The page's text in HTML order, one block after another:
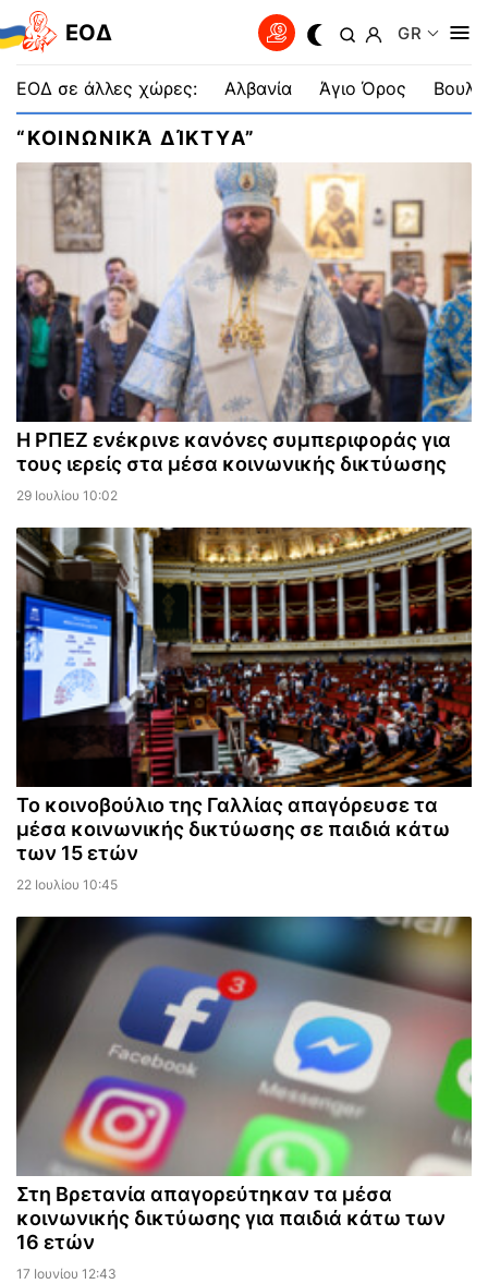
EOΔ GR
ΕΟΔ σε άλλες χώρες: Αλβανία Άγιο Όρος
“ΚΟΙΝΩΝΙΚΆ ΔΊΚΤΥΑ”
Η ΡΠΕΖ ενέκρινε κανόνες συμπεριφοράς για
τους ιερείς στα μέσα κοινωνικής δικτύωσης
29 Ιουλίου 10:02
Το κοινοβούλιο της Γαλλίας απαγόρευσε τα
μέσα κοινωνικής δικτύωσης σε παιδιά κάτω
των 15 ετών
22 Ιουλίου 10:45
Στη Βρετανία απαγορεύτηκαν τα μέσα
κοινωνικής δικτύωσης για παιδιά κάτω των
16 ετών
17 Ιουνίου 12:43